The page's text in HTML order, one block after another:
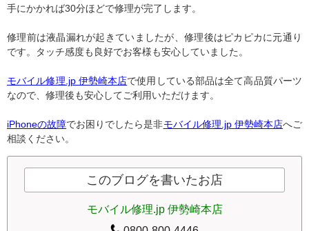
手にかかれば30分ほどで修理が完了します。
修理前は液晶漏れが起きていましたが、修理後はピカピカに元通り
です。タッチ感度も良好でお客様も安心していました。
モバイル修理.jp 伊勢崎本店で使用している部品は全て高品質パーツ
なので、修理後も安心してご利用いただけます。
iPhoneの故障でお困りでしたら是非モバイル修理.jp 伊勢崎本店へご
相談ください。
このブログを書いたお店
モバイル修理.jp 伊勢崎本店